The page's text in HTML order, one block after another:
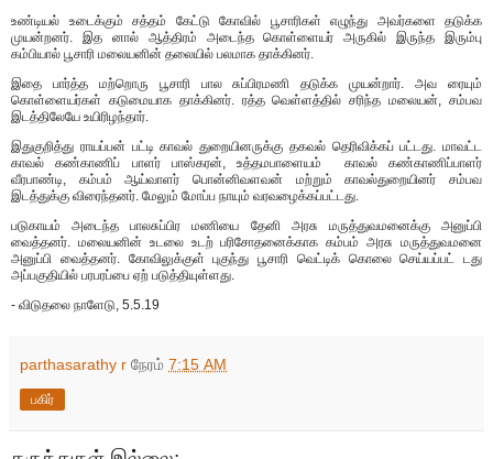
உண்டியல் உடைக்கும் சத்தம் கேட்டு கோவில் பூசாரிகள் எழுந்து அவர்களை தடுக்க
முயன்றனர். இத னால் ஆத்திரம் அடைந்த கொள்ளையர் அருகில் இருந்த இரும்பு
கம்பியால் பூசாரி மலையனின் தலையில் பலமாக தாக்கினர்.
இதை பார்த்த மற்றொரு பூசாரி பால சுப்பிரமணி தடுக்க முயன்றார். அவ ரையும்
கொள்ளையர்கள் கடுமையாக தாக்கினர். ரத்த வெள்ளத்தில் சரிந்த மலையன், சம்பவ
இடத்திலேயே உயிரிழந்தார்.
இதுகுறித்து ராயப்பன் பட்டி காவல் துறையினருக்கு தகவல் தெரிவிக்கப் பட்டது. மாவட்ட
காவல் கண்காணிப் பாளர் பாஸ்கரன், உத்தமபாளையம் காவல் கண்காணிப்பாளர்
வீரபாண்டி, கம்பம் ஆய்வாளர் பொன்னிவளவன் மற்றும் காவல்துறையினர் சம்பவ
இடத்துக்கு விரைந்தனர். மேலும் மோப்ப நாயும் வரவழைக்கப்பட்டது.
படுகாயம் அடைந்த பாலசுப்பிர மணியை தேனி அரசு மருத்துவமனைக்கு அனுப்பி
வைத்தனர். மலையனின் உடலை உடற் பரிசோதனைக்காக கம்பம் அரசு மருத்துவமனை
அனுப்பி வைத்தனர். கோவிலுக்குள் புகுந்து பூசாரி வெட்டிக் கொலை செய்யப்பட் டது
அப்பகுதியில் பரபரப்பை ஏற் படுத்தியுள்ளது.
- விடுதலை நாளேடு, 5.5.19
parthasarathy r நேரம் 7:15 AM
பகிர்